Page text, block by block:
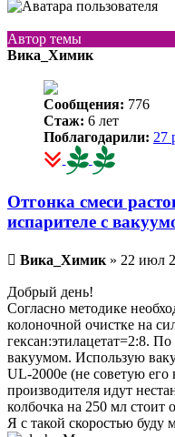
Автор темы
Вика_Химик
Сообщения: 776
Стаж: 6 лет
Поблагодарили: 27
Отгонка смеси
испарителе с
Непрочитанное
сообщение
Вика_Химик » 22 июл
Добрый день!
Согласно методике
колоночной очистке на
гексан:этилацетат=2:8.
вакуумом. Использую
UL-2000e (не советую его
производителя идут
колбочка на 250 мл стоит
Я с такой скоростью буду